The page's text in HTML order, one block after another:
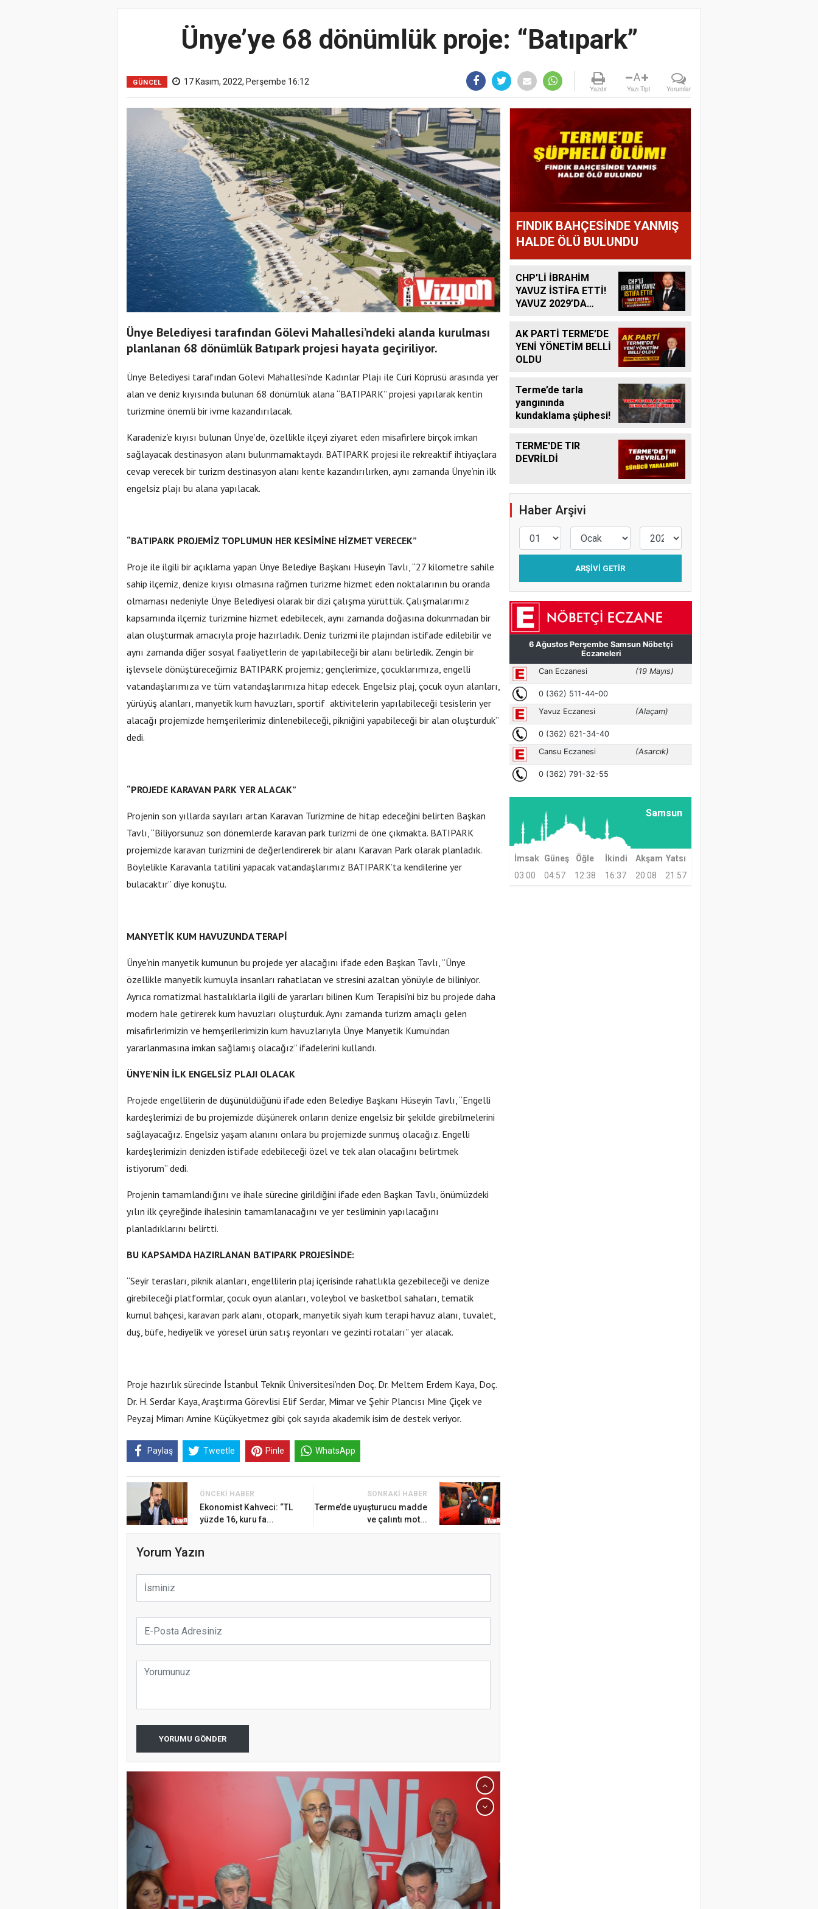
Ünye’ye 68 dönümlük proje: “Batıpark”
GÜNCEL 17 Kasım, 2022, Perşembe 16:12
Yazdır
A
Yazı Tipi Yorumlar
Ünye Belediyesi tarafından Gölevi Mahallesi’ndeki alanda kurulması
planlanan 68 dönümlük Batıpark projesi hayata geçiriliyor.
Ünye Belediyesi tarafından Gölevi Mahallesi’nde Kadınlar Plajı ile Cüri Köprüsü arasında yer
alan ve deniz kıyısında bulunan 68 dönümlük alana “BATIPARK” projesi yapılarak kentin
turizmine önemli bir ivme kazandırılacak.
Karadeniz’e kıyısı bulunan Ünye’de, özellikle ilçeyi ziyaret eden misafirlere birçok imkan
sağlayacak destinasyon alanı bulunmamaktaydı. BATIPARK projesi ile rekreaktif ihtiyaçlara
cevap verecek bir turizm destinasyon alanı kente kazandırılırken, aynı zamanda Ünye’nin ilk
engelsiz plajı bu alana yapılacak.
“BATIPARK PROJEMİZ TOPLUMUN HER KESİMİNE HİZMET VERECEK”
Proje ile ilgili bir açıklama yapan Ünye Belediye Başkanı Hüseyin Tavlı, “27 kilometre sahile
sahip ilçemiz, denize kıyısı olmasına rağmen turizme hizmet eden noktalarının bu oranda
olmaması nedeniyle Ünye Belediyesi olarak bir dizi çalışma yürüttük. Çalışmalarımız
kapsamında ilçemiz turizmine hizmet edebilecek, aynı zamanda doğasına dokunmadan bir
alan oluşturmak amacıyla proje hazırladık. Deniz turizmi ile plajından istifade edilebilir ve
aynı zamanda diğer sosyal faaliyetlerin de yapılabileceği bir alanı belirledik. Zengin bir
işlevsele dönüştüreceğimiz BATIPARK projemiz; gençlerimize, çocuklarımıza, engelli
vatandaşlarımıza ve tüm vatandaşlarımıza hitap edecek. Engelsiz plaj, çocuk oyun alanları,
yürüyüş alanları, manyetik kum havuzları, sportif aktivitelerin yapılabileceği tesislerin yer
alacağı projemizde hemşerilerimiz dinlenebileceği, pikniğini yapabileceği bir alan oluşturduk”
dedi.
“PROJEDE KARAVAN PARK YER ALACAK”
Projenin son yıllarda sayıları artan Karavan Turizmine de hitap edeceğini belirten Başkan
Tavlı, “Biliyorsunuz son dönemlerde karavan park turizmi de öne çıkmakta. BATIPARK
projemizde karavan turizmini de değerlendirerek bir alanı Karavan Park olarak planladık.
Böylelikle Karavanla tatilini yapacak vatandaşlarımız BATIPARK’ta kendilerine yer
bulacaktır” diye konuştu.
MANYETİK KUM HAVUZUNDA TERAPİ
Ünye’nin manyetik kumunun bu projede yer alacağını ifade eden Başkan Tavlı, “Ünye
özellikle manyetik kumuyla insanları rahatlatan ve stresini azaltan yönüyle de biliniyor.
Ayrıca romatizmal hastalıklarla ilgili de yararları bilinen Kum Terapisi’ni biz bu projede daha
modern hale getirerek kum havuzları oluşturduk. Aynı zamanda turizm amaçlı gelen
misafirlerimizin ve hemşerilerimizin kum havuzlarıyla Ünye Manyetik Kumu’ndan
yararlanmasına imkan sağlamış olacağız” ifadelerini kullandı.
ÜNYE’NİN İLK ENGELSİZ PLAJI OLACAK
Projede engellilerin de düşünüldüğünü ifade eden Belediye Başkanı Hüseyin Tavlı, “Engelli
kardeşlerimizi de bu projemizde düşünerek onların denize engelsiz bir şekilde girebilmelerini
sağlayacağız. Engelsiz yaşam alanını onlara bu projemizde sunmuş olacağız. Engelli
kardeşlerimizin denizden istifade edebileceği özel ve tek alan olacağını belirtmek
istiyorum” dedi.
Projenin tamamlandığını ve ihale sürecine girildiğini ifade eden Başkan Tavlı, önümüzdeki
yılın ilk çeyreğinde ihalesinin tamamlanacağını ve yer tesliminin yapılacağını
planladıklarını belirtti.
BU KAPSAMDA HAZIRLANAN BATIPARK PROJESİNDE:
“Seyir terasları, piknik alanları, engellilerin plaj içerisinde rahatlıkla gezebileceği ve denize
girebileceği platformlar, çocuk oyun alanları, voleybol ve basketbol sahaları, tematik
kumul bahçesi, karavan park alanı, otopark, manyetik siyah kum terapi havuz alanı, tuvalet,
duş, büfe, hediyelik ve yöresel ürün satış reyonları ve gezinti rotaları” yer alacak.
Proje hazırlık sürecinde İstanbul Teknik Üniversitesi’nden Doç. Dr. Meltem Erdem Kaya, Doç.
Dr. H. Serdar Kaya, Araştırma Görevlisi Elif Serdar, Mimar ve Şehir Plancısı Mine Çiçek ve
Peyzaj Mimarı Amine Küçükyetmez gibi çok sayıda akademik isim de destek veriyor.
Paylaş Tweetle Pinle WhatsApp
ÖNCEKI HABER
Ekonomist Kahveci: “TL
yüzde 16, kuru fa...
SONRAKI HABER
Terme’de uyuşturucu madde
ve çalıntı mot...
Yorum Yazın
YORUMU GÖNDER
FINDIK BAHÇESİNDE YANMIŞ
HALDE ÖLÜ BULUNDU
CHP’Lİ İBRAHİM
YAVUZ İSTİFA ETTİ!
YAVUZ 2029’DA
OLACAK MI?
AK PARTİ TERME’DE
YENİ YÖNETİM BELLİ
OLDU
Terme’de tarla
yangınında
kundaklama şüphesi!
TERME'DE TIR
DEVRİLDİ
Haber Arşivi
ARŞIVI GETIR
Samsun
İmsak Güneş Öğle İkindi Akşam Yatsı
03:00
04:57 12:38 16:37 20:08 21:57